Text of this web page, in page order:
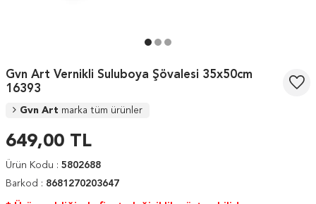
Gvn Art Vernikli Suluboya Şövalesi 35x50cm
16393
Gvn Art marka tüm ürünler
649,00 TL
Ürün Kodu : 5802688
Barkod : 8681270203647